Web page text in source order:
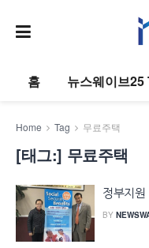
홈 뉴스웨이브25
Home Tag 무료주택
[태그:] 무료주택
정부지
BY